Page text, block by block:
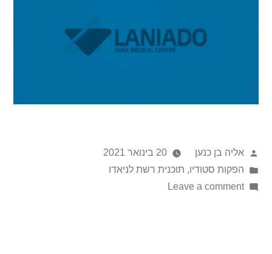
אליה בן כנען
20 בינואר 2021
הפקות סטודיו, תוכנית רשת לניאדו
Leave a comment